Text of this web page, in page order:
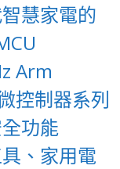
慧家電的
Arm
控制器系列
功能
、家用電